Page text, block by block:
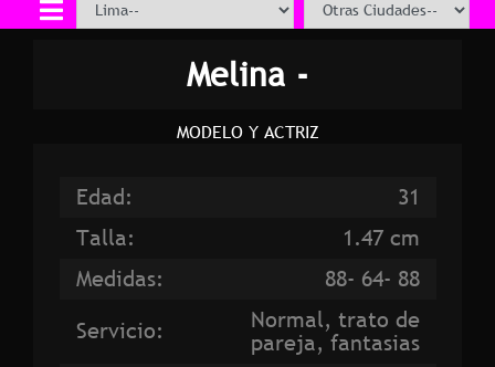
Melina -
MODELO Y ACTRIZ
Edad:
31
Talla:
1.47 cm
Medidas:
88- 64- 88
Servicio:
Normal, trato de
pareja, fantasias